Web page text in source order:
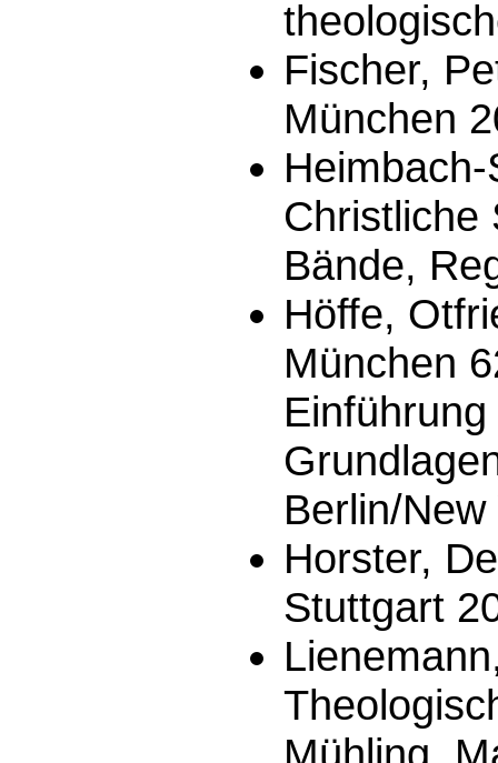
Fischer,
München
Christliche
Bände,
Höffe,
München
Berlin/
Horster,
Stuttgart
Mühling,